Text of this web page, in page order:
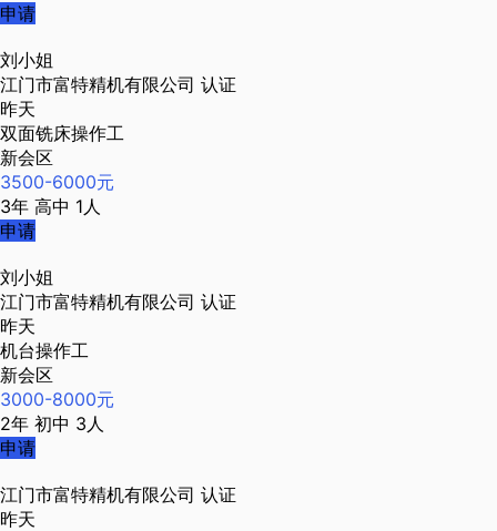
申请
刘小姐
江门市富特精机有限公司 认证
昨天
双面铣床操作工
新会区
3500-6000元
3年 高中 1人
申请
刘小姐
江门市富特精机有限公司 认证
昨天
机台操作工
新会区
3000-8000元
2年 初中 3人
申请
江门市富特精机有限公司 认证
昨天